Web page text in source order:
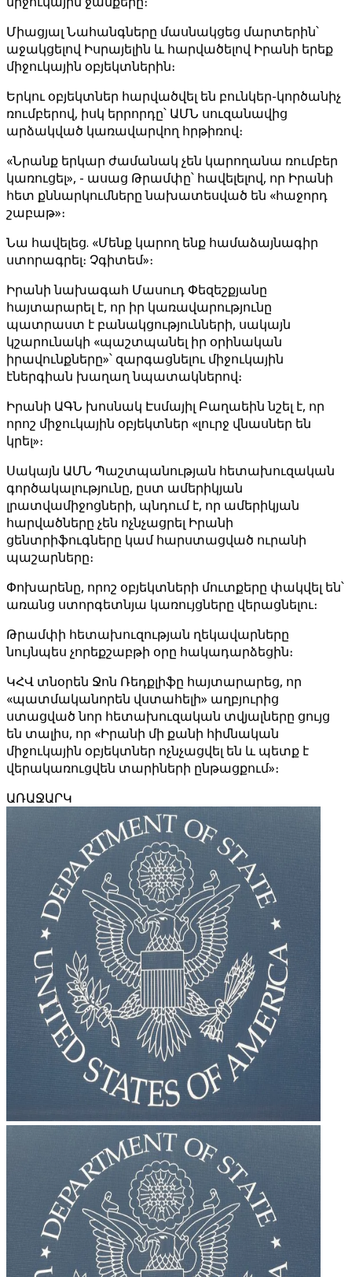
Միացյալ Նահանգները մասնակցեց մարտերին՝
աջակցելով Իսրայելին և հարվածելով Իրանի երեք
միջուկային օբյեկտներին։
Երկու օբյեկտներ հարվածվել են բունկեր-կործանիչ
ռումբերով, իսկ երրորդը՝ ԱՄՆ սուզանավից
արձակված կառավարվող հրթիռով։
«Նրանք երկար ժամանակ չեն կարողանա ռումբեր
կառուցել», - ասաց Թրամփը՝ հավելելով, որ Իրանի
հետ քննարկումները նախատեսված են «հաջորդ
շաբաթ»։
Նա հավելեց. «Մենք կարող ենք համաձայնագիր
ստորագրել։ Չգիտեմ»։
Իրանի նախագահ Մասուդ Փեզեշքյանը
հայտարարել է, որ իր կառավարությունը
պատրաստ է բանակցությունների, սակայն
կշարունակի «պաշտպանել իր օրինական
իրավունքները»՝ զարգացնելու միջուկային
էներգիան խաղաղ նպատակներով։
Իրանի ԱԳՆ խոսնակ Էսմայիլ Բաղաեին նշել է, որ
որոշ միջուկային օբյեկտներ «լուրջ վնասներ են
կրել»։
Սակայն ԱՄՆ Պաշտպանության հետախուզական
գործակալությունը, ըստ ամերիկյան
լրատվամիջոցների, պնդում է, որ ամերիկյան
հարվածները չեն ոչնչացրել Իրանի
ցենտրիֆուգները կամ հարստացված ուրանի
պաշարները։
Փոխարենը, որոշ օբյեկտների մուտքերը փակվել են՝
առանց ստորգետնյա կառույցները վերացնելու։
Թրամփի հետախուզության ղեկավարները
նույնպես չորեքշաբթի օրը հակադարձեցին։
ԿՀՎ տնօրեն Ջոն Ռեդքլիֆը հայտարարեց, որ
«պատմականորեն վստահելի» աղբյուրից
ստացված նոր հետախուզական տվյալները ցույց
են տալիս, որ «Իրանի մի քանի հիմնական
միջուկային օբյեկտներ ոչնչացվել են և պետք է
վերակառուցվեն տարիների ընթացքում»։
ԱՌԱՋԱՐԿ